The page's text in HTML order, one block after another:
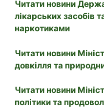
Читати новини
лікарських засобів
наркотиками
Читати новини
довкілля та
Читати новини
політики та